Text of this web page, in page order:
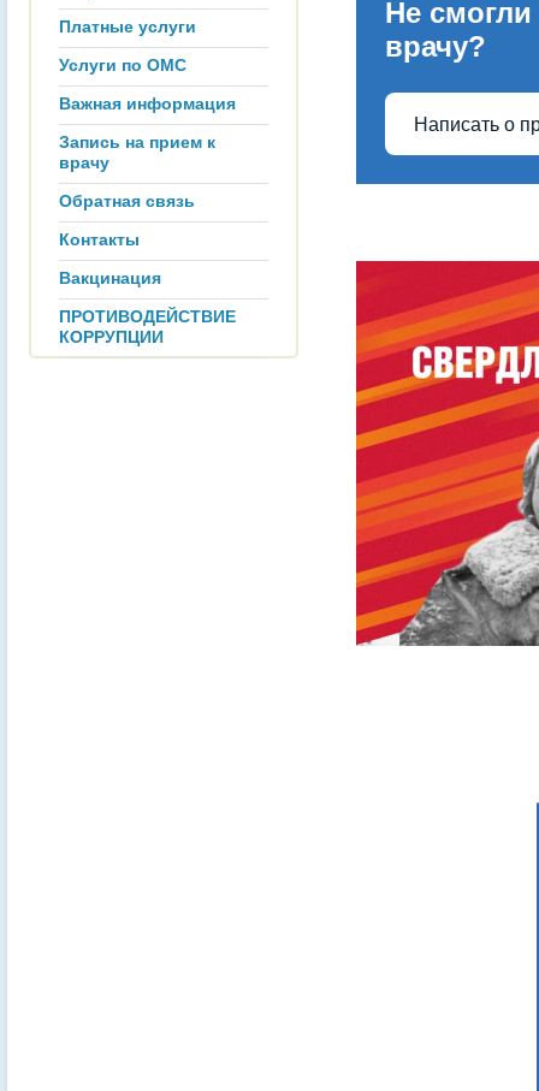
Платные услуги
Услуги по ОМС
Важная информация
Запись на прием к
врачу
Обратная связь
Контакты
Вакцинация
ПРОТИВОДЕЙСТВИЕ
КОРРУПЦИИ
Не смогли
врачу?
Написать о